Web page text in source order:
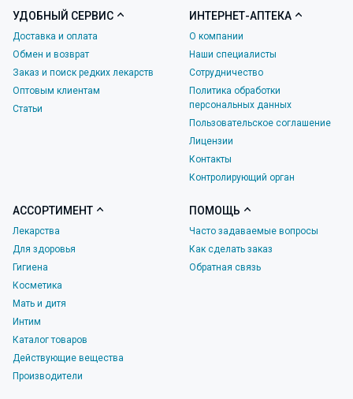
УДОБНЫЙ СЕРВИС
Доставка и оплата
Обмен и возврат
Заказ и поиск редких лекарств
Оптовым клиентам
Статьи
ИНТЕРНЕТ-АПТЕКА
О компании
Наши специалисты
Сотрудничество
Политика обработки
персональных данных
Пользовательское соглашение
Лицензии
Контакты
Контролирующий орган
АССОРТИМЕНТ
Лекарства
Для здоровья
Гигиена
Косметика
Мать и дитя
Интим
Каталог товаров
Действующие вещества
Производители
ПОМОЩЬ
Часто задаваемые вопросы
Как сделать заказ
Обратная связь